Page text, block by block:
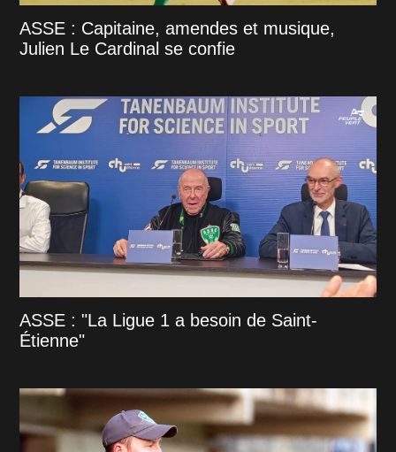
ASSE : Capitaine, amendes et musique,
Julien Le Cardinal se confie
ASSE : "La Ligue 1 a besoin de Saint-
Étienne"